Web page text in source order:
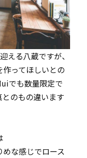
える八蔵ですが、
ってほしいとの
でも数量限定で
のもの違います
めな感じでロース